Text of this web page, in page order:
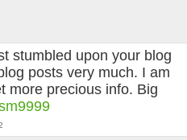
stumbled upon your blog
posts very much. I am
more precious info. Big